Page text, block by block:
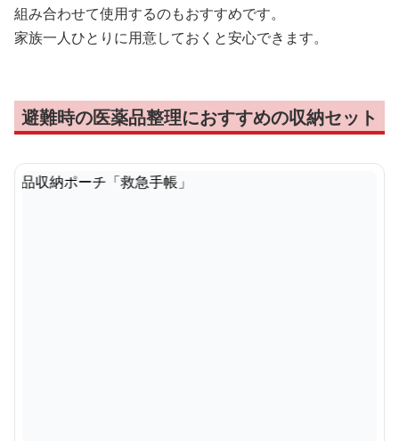
組み合わせて使用するのもおすすめです。
家族一人ひとりに用意しておくと安心できます。
避難時の医薬品整理におすすめの収納セット